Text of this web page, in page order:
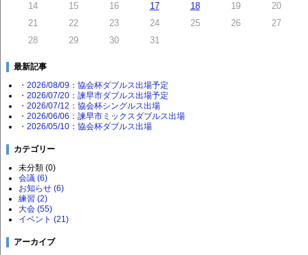
14
15 16 17 18 19
20
21
22 23 24 25 26
27
28
29 30 31
最新記事
・2026/08/09：協会杯ダブルス出場予定
・2026/07/20：諫早市ダブルス出場予定
・2026/07/12：協会杯シングルス出場
・2026/06/06：諫早市ミックスダブルス出場
・2026/05/10：協会杯ダブルス出場
カテゴリー
未分類 (0)
会議 (6)
お知らせ (6)
練習 (2)
大会 (55)
イベント (21)
アーカイブ